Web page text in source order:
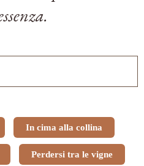
In cima alla collina
Perdersi tra le vigne